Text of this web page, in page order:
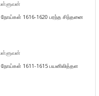
நோய்கள் 1616-1620 பரந்த சிந்தனை
நோய்கள் 1611-1615 பயனிலித்தள